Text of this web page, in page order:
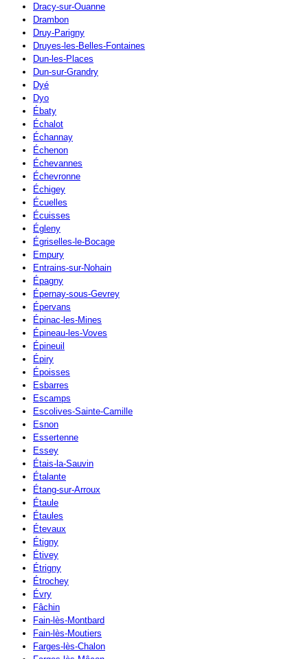
Dracy-sur-Ouanne
Drambon
Druy-Parigny
Druyes-les-Belles-Fontaines
Dun-les-Places
Dun-sur-Grandry
Dyé
Dyo
Ébaty
Échalot
Échannay
Échenon
Échevannes
Échevronne
Échigey
Écuelles
Écuisses
Égleny
Égriselles-le-Bocage
Empury
Entrains-sur-Nohain
Épagny
Épernay-sous-Gevrey
Épervans
Épinac-les-Mines
Épineau-les-Voves
Épineuil
Épiry
Époisses
Esbarres
Escamps
Escolives-Sainte-Camille
Esnon
Essertenne
Essey
Étais-la-Sauvin
Étalante
Étang-sur-Arroux
Étaule
Étaules
Étevaux
Étigny
Étivey
Étrigny
Étrochey
Évry
Fâchin
Fain-lès-Montbard
Fain-lès-Moutiers
Farges-lès-Chalon